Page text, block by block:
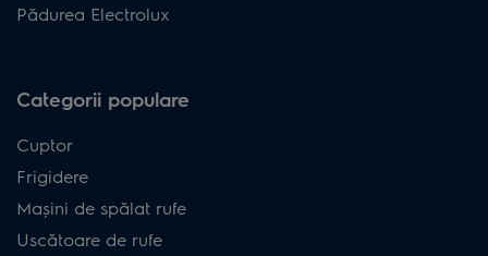
Pădurea Electrolux
Categorii populare
Cuptor
Frigidere
Mașini de spălat rufe
Uscătoare de rufe